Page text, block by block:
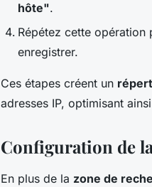
hôte".
Répétez cette opération
enregistrer.
Ces étapes créent un
adresses IP, optimisant
Configuration de
En plus de la zone de